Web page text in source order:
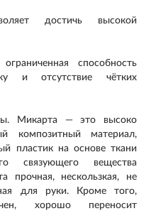
достичь высокой
способность
и отсутствие чётких
Микарта — это высоко
композитный материал,
пластик на основе ткани
связующего вещества
прочная, нескользкая, не
для руки. Кроме того,
хорошо переносит